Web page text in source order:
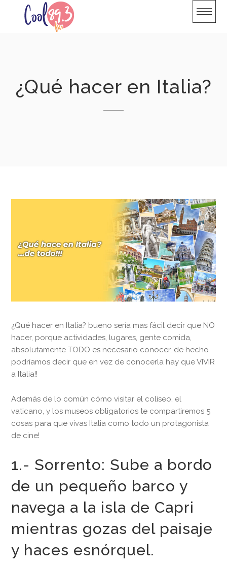
¿Qué hacer en Italia?
¿Qué hacer en Italia? bueno sería mas fácil decir que NO
hacer, porque actividades, lugares, gente comida,
absolutamente TODO es necesario conocer, de hecho
podríamos decir que en vez de conocerla hay que VIVIR
a Italia!!
Además de lo común cómo visitar el coliseo, el
vaticano, y los museos obligatorios te compartiremos 5
cosas para que vivas Italia como todo un protagonista
de cine!
1.- Sorrento: Sube a bordo
de un pequeño barco y
navega a la isla de Capri
mientras gozas del paisaje
y haces esnórquel.